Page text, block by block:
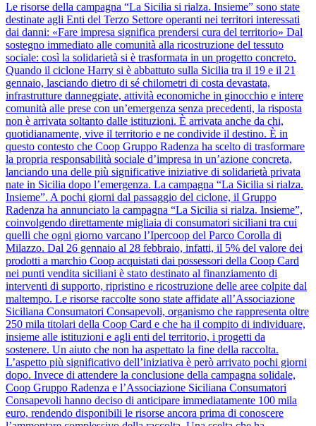
Le risorse della campagna “La Sicilia si rialza. Insieme” sono state
destinate agli Enti del Terzo Settore operanti nei territori interessati
dai danni: «Fare impresa significa prendersi cura del territorio» Dal
sostegno immediato alle comunità alla ricostruzione del tessuto
sociale: così la solidarietà si è trasformata in un progetto concreto.
Quando il ciclone Harry si è abbattuto sulla Sicilia tra il 19 e il 21
gennaio, lasciando dietro di sé chilometri di costa devastata,
infrastrutture danneggiate, attività economiche in ginocchio e intere
comunità alle prese con un’emergenza senza precedenti, la risposta
non è arrivata soltanto dalle istituzioni. È arrivata anche da chi,
quotidianamente, vive il territorio e ne condivide il destino. È in
questo contesto che Coop Gruppo Radenza ha scelto di trasformare
la propria responsabilità sociale d’impresa in un’azione concreta,
lanciando una delle più significative iniziative di solidarietà privata
nate in Sicilia dopo l’emergenza. La campagna “La Sicilia si rialza.
Insieme”. A pochi giorni dal passaggio del ciclone, il Gruppo
Radenza ha annunciato la campagna “La Sicilia si rialza. Insieme”,
coinvolgendo direttamente migliaia di consumatori siciliani tra cui
quelli che ogni giorno varcano l’Ipercoop del Parco Corolla di
Milazzo. Dal 26 gennaio al 28 febbraio, infatti, il 5% del valore dei
prodotti a marchio Coop acquistati dai possessori della Coop Card
nei punti vendita siciliani è stato destinato al finanziamento di
interventi di supporto, ripristino e ricostruzione delle aree colpite dal
maltempo. Le risorse raccolte sono state affidate all’Associazione
Siciliana Consumatori Consapevoli, organismo che rappresenta oltre
250 mila titolari della Coop Card e che ha il compito di individuare,
insieme alle istituzioni e agli enti del territorio, i progetti da
sostenere. Un aiuto che non ha aspettato la fine della raccolta.
L’aspetto più significativo dell’iniziativa è però arrivato pochi giorni
dopo. Invece di attendere la conclusione della campagna solidale,
Coop Gruppo Radenza e l’Associazione Siciliana Consumatori
Consapevoli hanno deciso di anticipare immediatamente 100 mila
euro, rendendo disponibili le risorse ancora prima di conoscere